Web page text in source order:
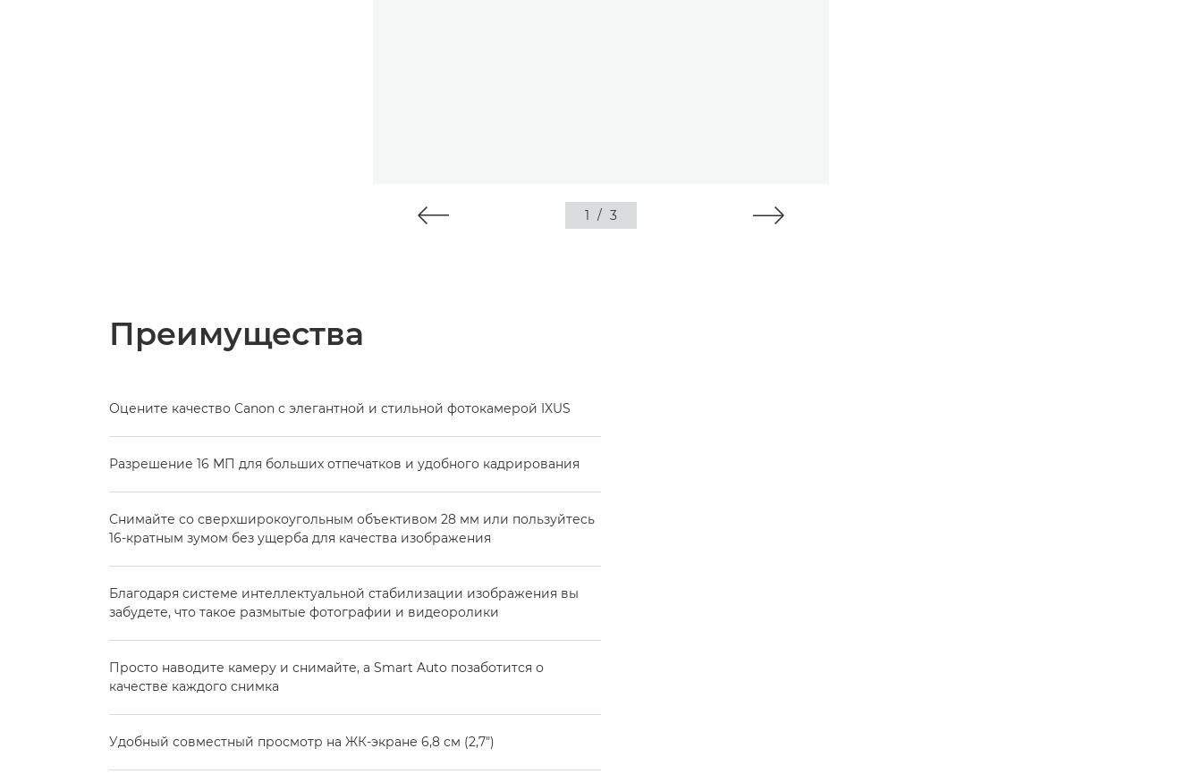
1 / 3
Преимущества
Оцените качество Canon с элегантной и стильной фотокамерой IXUS
Разрешение 16 МП для больших отпечатков и удобного кадрирования
Снимайте со сверхширокоугольным объективом 28 мм или пользуйтесь
16-кратным зумом без ущерба для качества изображения
Благодаря системе интеллектуальной стабилизации изображения вы
забудете, что такое размытые фотографии и видеоролики
Просто наводите камеру и снимайте, а Smart Auto позаботится о
качестве каждого снимка
Удобный совместный просмотр на ЖК-экране 6,8 см (2,7")